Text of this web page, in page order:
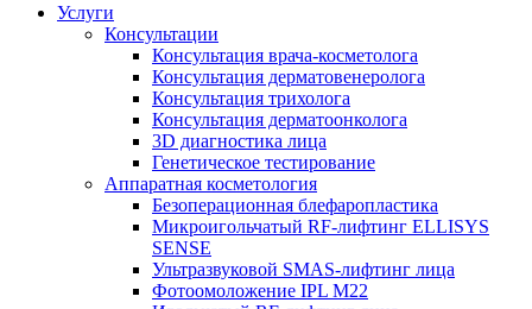
Услуги
Консультации
Консультация врача-косметолога
Консультация дерматовенеролога
Консультация трихолога
Консультация дерматоонколога
3D диагностика лица
Генетическое тестирование
Аппаратная косметология
Безоперационная блефаропластика
Микроигольчатый RF-лифтинг ELLISYS
SENSE
Ультразвуковой SMAS-лифтинг лица
Фотоомоложение IPL M22